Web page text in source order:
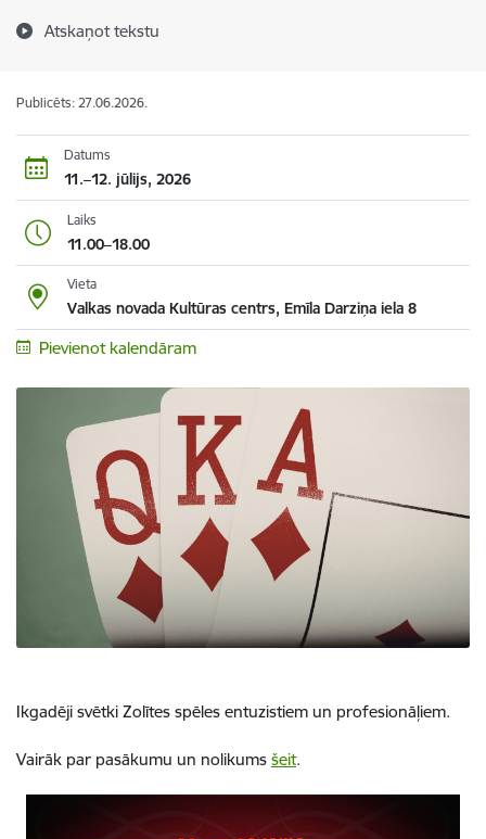
Atskaņot tekstu
Publicēts: 27.06.2026.
Datums
11.–12. jūlijs, 2026
Laiks
11.00–18.00
Vieta
Valkas novada Kultūras centrs, Emīla Darziņa iela 8
Pievienot kalendāram
Ikgadēji svētki Zolītes spēles entuzistiem un profesionāļiem.
Vairāk par pasākumu un nolikums šeit.